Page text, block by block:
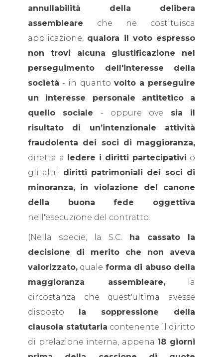
annullabilità della delibera
assembleare che ne costituisca
applicazione, qualora il voto espresso
non trovi alcuna giustificazione nel
perseguimento dell'interesse della
società - in quanto volto a perseguire
un interesse personale antitetico a
quello sociale - oppure ove sia il
risultato di un’intenzionale attività
fraudolenta dei soci di maggioranza,
diretta a ledere i diritti partecipativi o
gli altri diritti patrimoniali dei soci di
minoranza, in violazione del canone
della buona fede oggettiva
nell'esecuzione del contratto.
(Nella specie, la S.C. ha cassato la
decisione di merito che non aveva
valorizzato, quale forma di abuso della
maggioranza assembleare,la
circostanza che quest'ultima avesse
disposto la soppressione della
clausola statutaria contenente il diritto
di prelazione interna, appena 18 giorni